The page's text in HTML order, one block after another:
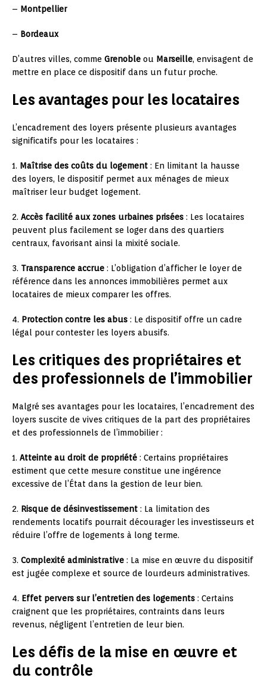
– Montpellier
– Bordeaux
D’autres villes, comme Grenoble ou Marseille, envisagent de
mettre en place ce dispositif dans un futur proche.
Les avantages pour les locataires
L’encadrement des loyers présente plusieurs avantages
significatifs pour les locataires :
1. Maîtrise des coûts du logement : En limitant la hausse
des loyers, le dispositif permet aux ménages de mieux
maîtriser leur budget logement.
2. Accès facilité aux zones urbaines prisées : Les locataires
peuvent plus facilement se loger dans des quartiers
centraux, favorisant ainsi la mixité sociale.
3. Transparence accrue : L’obligation d’afficher le loyer de
référence dans les annonces immobilières permet aux
locataires de mieux comparer les offres.
4. Protection contre les abus : Le dispositif offre un cadre
légal pour contester les loyers abusifs.
Les critiques des propriétaires et
des professionnels de l’immobilier
Malgré ses avantages pour les locataires, l’encadrement des
loyers suscite de vives critiques de la part des propriétaires
et des professionnels de l’immobilier :
1. Atteinte au droit de propriété : Certains propriétaires
estiment que cette mesure constitue une ingérence
excessive de l’État dans la gestion de leur bien.
2. Risque de désinvestissement : La limitation des
rendements locatifs pourrait décourager les investisseurs et
réduire l’offre de logements à long terme.
3. Complexité administrative : La mise en œuvre du dispositif
est jugée complexe et source de lourdeurs administratives.
4. Effet pervers sur l’entretien des logements : Certains
craignent que les propriétaires, contraints dans leurs
revenus, négligent l’entretien de leur bien.
Les défis de la mise en œuvre et
du contrôle